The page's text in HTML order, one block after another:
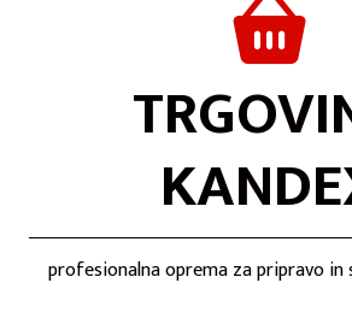
profesionalna oprema za pripravo in